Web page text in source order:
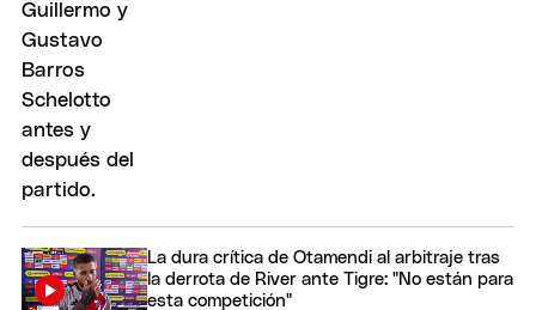
La dura crítica de Otamendi al arbitraje tras
la derrota de River ante Tigre: "No están para
esta competición"